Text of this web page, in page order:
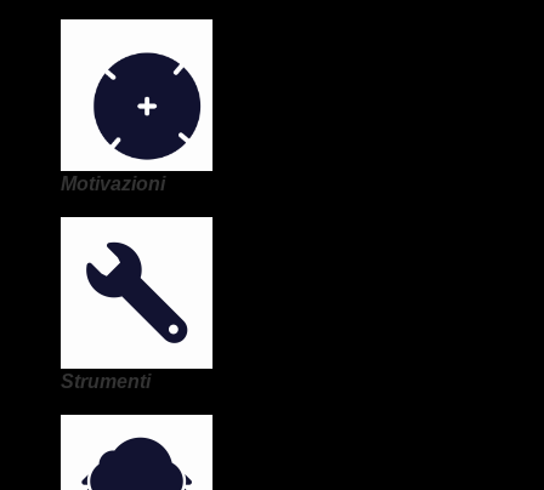
Motivazioni
Strumenti